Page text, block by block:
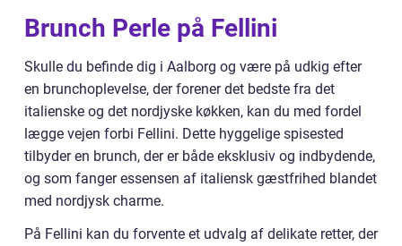
Brunch Perle på Fellini
Skulle du befinde dig i Aalborg og være på udkig efter
en brunchoplevelse, der forener det bedste fra det
italienske og det nordjyske køkken, kan du med fordel
lægge vejen forbi Fellini. Dette hyggelige spisested
tilbyder en brunch, der er både eksklusiv og indbydende,
og som fanger essensen af italiensk gæstfrihed blandet
med nordjysk charme.
På Fellini kan du forvente et udvalg af delikate retter, der